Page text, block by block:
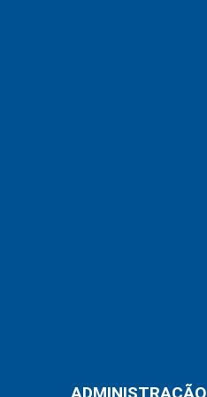
ADMINISTRAÇÃO